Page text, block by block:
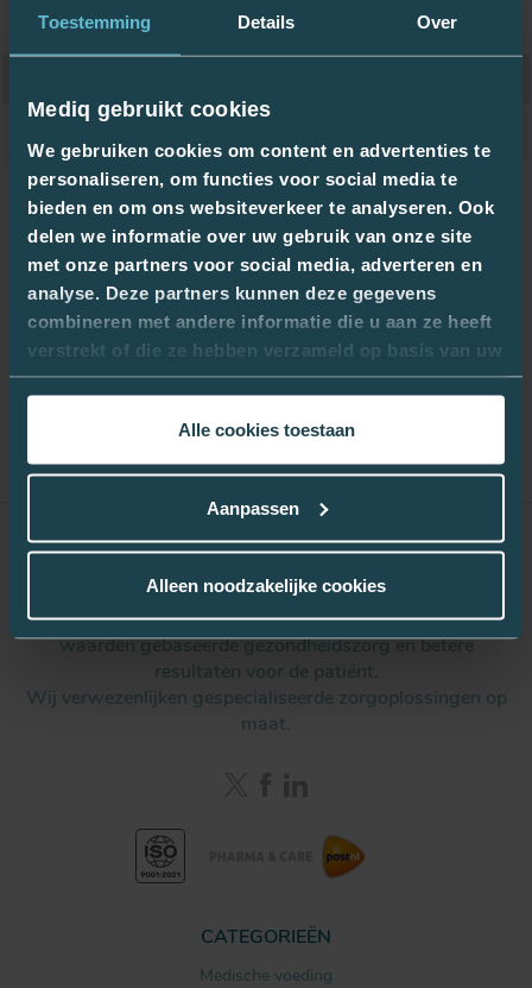
Toestemming Details Over
Mediq gebruikt cookies
We gebruiken cookies om content en advertenties te
personaliseren, om functies voor social media te
bieden en om ons websiteverkeer te analyseren. Ook
delen we informatie over uw gebruik van onze site
met onze partners voor social media, adverteren en
analyse. Deze partners kunnen deze gegevens
combineren met andere informatie die u aan ze heeft
verstrekt of die ze hebben verzameld op basis van uw
gebruik van hun services.
Alle cookies toestaan
Aanpassen
Alleen noodzakelijke cookies
Art. nummer PFK-7751562
Certificaten
pfk-7751562_nl.pdf
Remedus ondersteunt zorgverleners bij het leveren van op
waarden gebaseerde gezondheidszorg en betere
resultaten voor de patiënt.
Wij verwezenlijken gespecialiseerde zorgoplossingen op
maat.
CATEGORIEËN
Medische voeding